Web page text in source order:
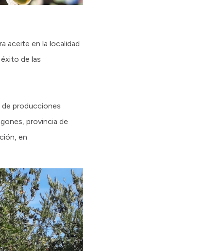
aceite en la localidad
de las
de producciones
provincia de
en